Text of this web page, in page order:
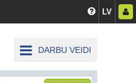
LV
DARBU VEIDI